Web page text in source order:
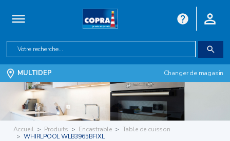
MULTIDEP Changer de magasin
Accueil Produits Encastrable
Table de cuisson
WHIRLPOOL WLB3965BFIXL